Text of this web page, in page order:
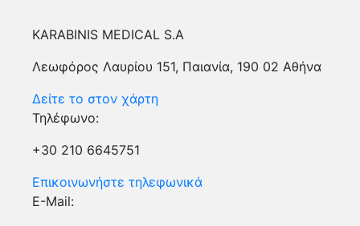
KARABINIS MEDICAL S.A
Λεωφόρος Λαυρίου 151, Παιανία, 190 02 Αθήνα
Δείτε το στον χάρτη
Τηλέφωνο:
+30 210 6645751
Επικοινωνήστε τηλεφωνικά
E-Mail: